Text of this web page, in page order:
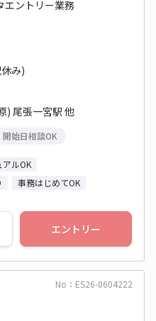
エントリー業務
み)
) 尾張一宮駅 他
開始日相談OK
アルOK
事務はじめてOK
エントリー
No：ES26-0604222